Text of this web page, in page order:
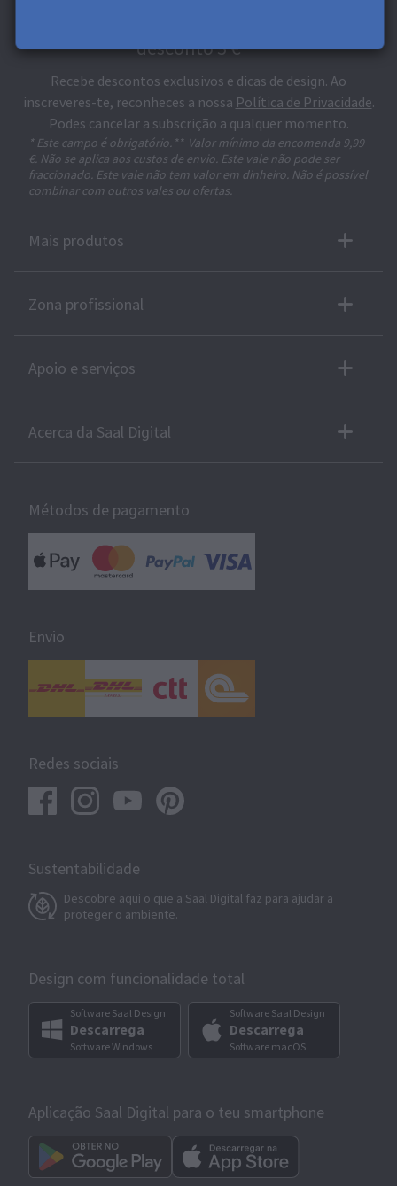
desconto 5 €* *
Recebe descontos exclusivos e dicas de design. Ao
inscreveres-te, reconheces a nossa Política de Privacidade.
Podes cancelar a subscrição a qualquer momento.
* Este campo é obrigatório. ** Valor mínimo da encomenda 9,99
€. Não se aplica aos custos de envio. Este vale não pode ser
fraccionado. Este vale não tem valor em dinheiro. Não é possível
combinar com outros vales ou ofertas.
Mais produtos
Zona profissional
Apoio e serviços
Acerca da Saal Digital
Métodos de pagamento
Envio
Redes sociais
Sustentabilidade
Descobre aqui o que a Saal Digital faz para ajudar a
proteger o ambiente.
Design com funcionalidade total
Software Saal Design
Descarrega
Software Windows
Software Saal Design
Descarrega
Software macOS
Aplicação Saal Digital para o teu smartphone